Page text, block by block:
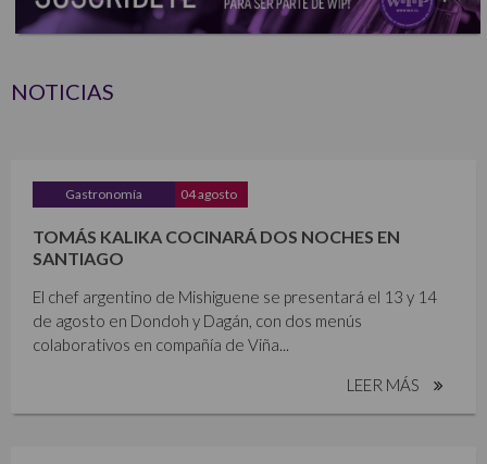
NOTICIAS
Gastronomía 04 agosto
TOMÁS KALIKA COCINARÁ DOS NOCHES EN
SANTIAGO
El chef argentino de Mishiguene se presentará el 13 y 14
de agosto en Dondoh y Dagán, con dos menús
colaborativos en compañía de Viña...
LEER MÁS